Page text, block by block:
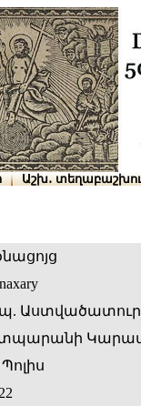
Աշխ․
Աստվածատուր